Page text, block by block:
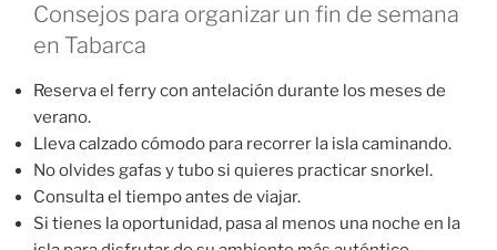
Consejos para organizar un fin de semana
en Tabarca
Reserva el ferry con antelación durante los meses de
verano.
Lleva calzado cómodo para recorrer la isla caminando.
No olvides gafas y tubo si quieres practicar snorkel.
Consulta el tiempo antes de viajar.
Si tienes la oportunidad, pasa al menos una noche en la